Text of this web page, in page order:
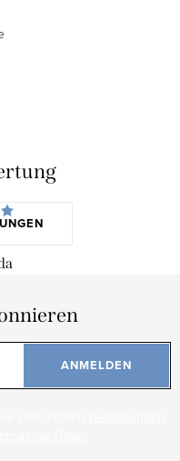
ANMELDEN